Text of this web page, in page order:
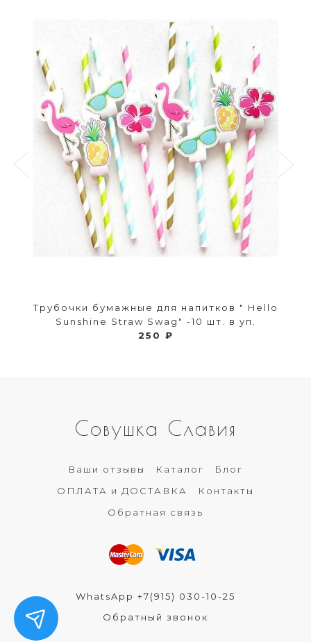
Трубочки бумажные для напитков " Hello
Sunshine Straw Swag" -10 шт. в уп.
250 ₽
Совушка Славия
Ваши отзывы Каталог
Блог
ОПЛАТА и ДОСТАВКА
Контакты
Обратная связь
WhatsApp +7(915) 030-10-25
Обратный звонок